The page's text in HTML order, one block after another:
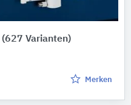
(627 Varianten)
Merken